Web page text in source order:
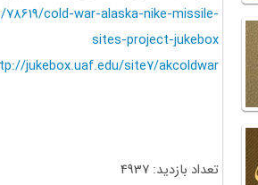
cold-war-alaska-nike-missile-
sites-project-jukebox
jukebox.uaf.edu/site7/akcoldwar
تعداد بازدید: 4937